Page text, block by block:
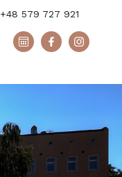
+48 579 727 921